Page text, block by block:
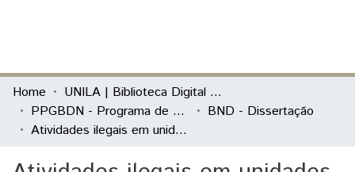
Communities & Collections
All of DSpace
Home
UNILA | Biblioteca Digital de Dissertações e Teses
PPGBDN - Programa de Pós-Graduação em Biodiversidade Neotropical
BND - Dissertação
Atividades ilegais em unidades de conservação na Amazônia: espécies ameaçadas, identificação de padrões e drivers